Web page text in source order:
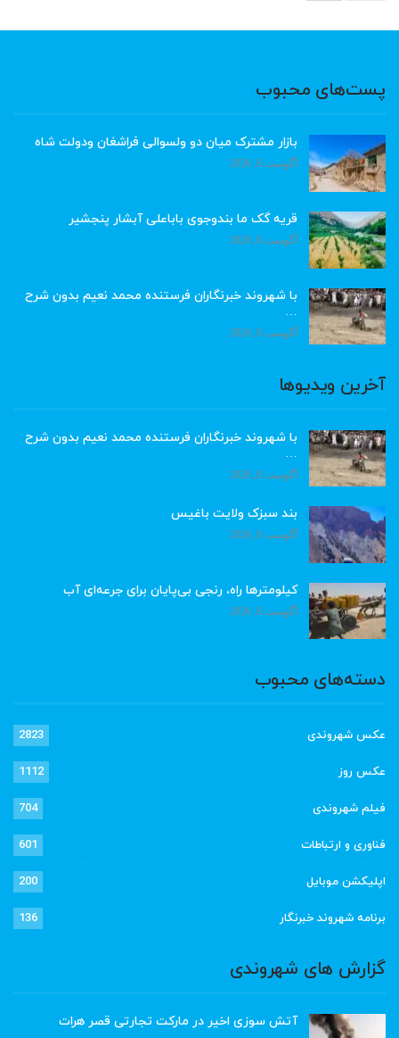
پست‌های محبوب
بازار مشترک میان دو ولسوالی فراشغان ودولت شاه
آگوست 8, 2026
قریه گک ما بندوجوی باباعلی آبشار پنجشیر
آگوست 8, 2026
با شهروند خبرنگاران فرستنده محمد نعیم بدون شرح
…
آگوست 8, 2026
آخرین ویدیوها
با شهروند خبرنگاران فرستنده محمد نعیم بدون شرح
…
آگوست 8, 2026
بند سبزک ولایت باغیس
آگوست 8, 2026
کیلومترها راه، رنجی بی‌پایان برای جرعه‌ای آب
آگوست 8, 2026
دسته‌های محبوب
عکس شهروندی 2823
عکس روز 1112
فیلم شهروندی 704
فناوری و ارتباطات 601
اپلیکشن موبایل 200
برنامه شهروند خبرنگار 136
گزارش های شهروندی
آتش سوزی اخیر در مارکت تجارتی قصر هرات